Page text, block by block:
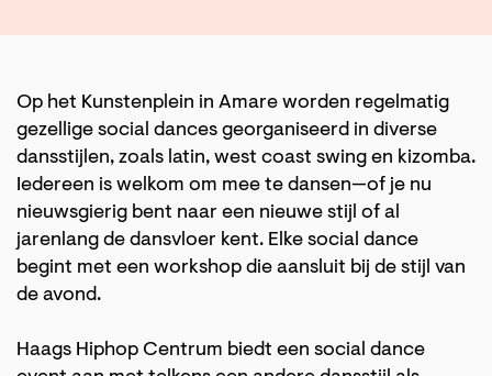
Op het Kunstenplein in Amare worden regelmatig
gezellige social dances georganiseerd in diverse
dansstijlen, zoals latin, west coast swing en kizomba.
Iedereen is welkom om mee te dansen—of je nu
nieuwsgierig bent naar een nieuwe stijl of al
jarenlang de dansvloer kent. Elke social dance
begint met een workshop die aansluit bij de stijl van
de avond.
Haags Hiphop Centrum biedt een social dance